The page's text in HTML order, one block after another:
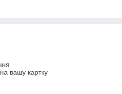
вашу картку